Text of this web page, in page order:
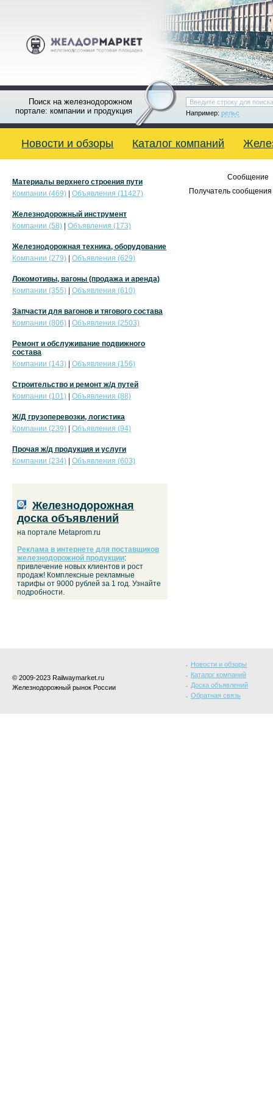
Поиск на железнодорожном
портале: компании и продукция
Например: рельс
Новости и обзоры Каталог компаний
Сообщение
Получатель сообщения
Материалы верхнего строения пути
Компании (469)
Объявления (11427)
Железнодорожный инструмент
Компании (58)
Объявления (173)
Железнодорожная техника, оборудование
Компании (279)
Объявления (629)
Локомотивы, вагоны (продажа и аренда)
Компании (355)
Объявления (610)
Запчасти для вагонов и тягового состава
Компании (806)
Объявления (2503)
Ремонт и обслуживание подвижного
состава
Компании (143)
Объявления (156)
Строительство и ремонт ж/д путей
Компании (101)
Объявления (88)
Ж/Д грузоперевозки, логистика
Компании (239)
Объявления (94)
Прочая ж/д продукция и услуги
Компании (234)
Объявления (603)
Железнодорожная
доска объявлений
на портале Metaprom.ru
Реклама в интернете для поставщиков
железнодорожной продукции:
привлечение новых клиентов и рост
продаж! Комплексные рекламные
тарифы от 9000 рублей за 1 год. Узнайте
подробности.
© 2009-2023 Railwaymarket.ru
Железнодорожный рынок России
Новости и обзоры
Каталог компаний
Доска объявлений
Обратная связь